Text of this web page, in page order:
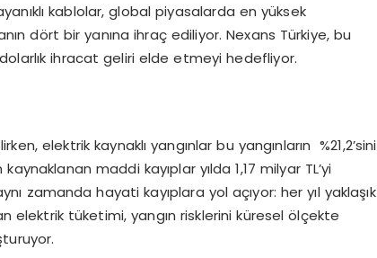
kablolar, global piyasalarda en yüksek
dört bir yanına ihraç ediliyor. Nexans Türkiye, bu
dolarlık ihracat geliri elde etmeyi hedefliyor.
elektrik kaynaklı yangınlar bu yangınların %21,2’sini
maddi kayıplar yılda 1,17 milyar TL’yi
zamanda hayati kayıplara yol açıyor: her yıl yaklaşık
elektrik tüketimi, yangın risklerini küresel ölçekte